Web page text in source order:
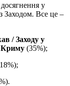
у
Заходом. Все це –
/ Заходу у
Криму (35%);